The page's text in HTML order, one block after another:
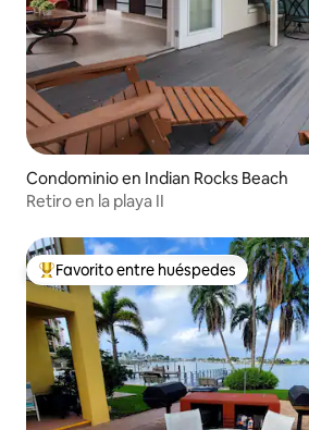
Condominio en Indian Rocks Beach
Retiro en la playa II
De los mejores en Favorito entre
Favorito entre huéspedes